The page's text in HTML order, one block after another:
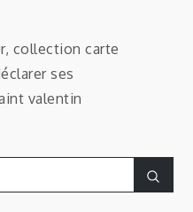
collection carte
ses
valentin